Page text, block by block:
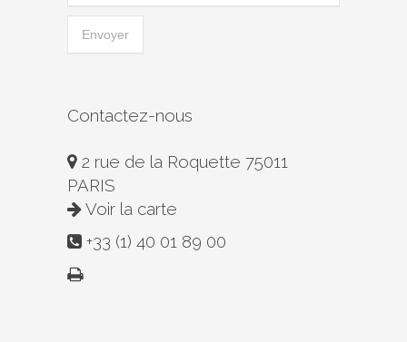
Contactez-nous
2 rue de la Roquette 75011
PARIS
Voir la carte
+33 (1) 40 01 89 00